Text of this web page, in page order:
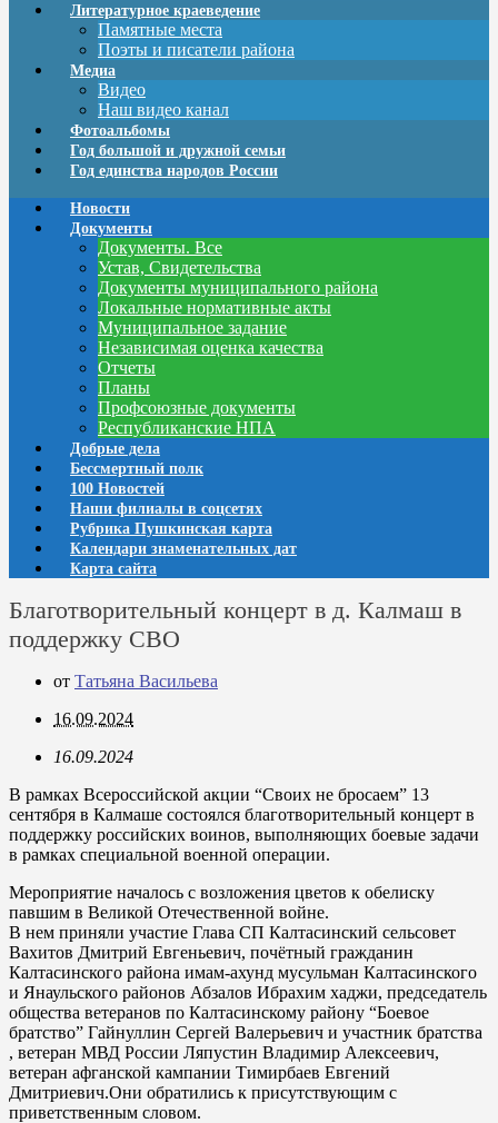
Литературное краеведение
Памятные места
Поэты и писатели района
Медиа
Видео
Наш видео канал
Фотоальбомы
Год большой и дружной семьи
Год единства народов России
Новости
Документы
Документы. Все
Устав, Свидетельства
Документы муниципального района
Локальные нормативные акты
Муниципальное задание
Независимая оценка качества
Отчеты
Планы
Профсоюзные документы
Республиканские НПА
Добрые дела
Бессмертный полк
100 Новостей
Наши филиалы в соцсетях
Рубрика Пушкинская карта
Календари знаменательных дат
Карта сайта
Благотворительный концерт в д. Калмаш в
поддержку СВО
от Татьяна Васильева
16.09.2024
16.09.2024
В рамках Всероссийской акции “Своих не бросаем” 13
сентября в Калмаше состоялся благотворительный концерт в
поддержку российских воинов, выполняющих боевые задачи
в рамках специальной военной операции.
Мероприятие началось с возложения цветов к обелиску
павшим в Великой Отечественной войне.
В нем приняли участие Глава СП Калтасинский сельсовет
Вахитов Дмитрий Евгеньевич, почётный гражданин
Калтасинского района имам-ахунд мусульман Калтасинского
и Янаульского районов Абзалов Ибрахим хаджи, председатель
общества ветеранов по Калтасинскому району “Боевое
братство” Гайнуллин Сергей Валерьевич и участник братства
, ветеран МВД России Ляпустин Владимир Алексеевич,
ветеран афганской кампании Тимирбаев Евгений
Дмитриевич.Они обратились к присутствующим с
приветственным словом.